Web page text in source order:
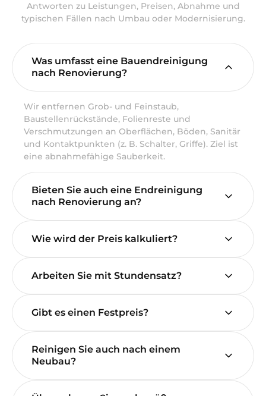
Antworten zu Leistungen, Preisen, Abnahme und
typischen Fällen nach Umbau oder Modernisierung.
Was umfasst eine Bauendreinigung
nach Renovierung?
Wir entfernen Grob- und Feinstaub,
Baustellenrückstände, Folienreste und
Verschmutzungen an Oberflächen, Böden, Sanitär
und Kontaktpunkten (z. B. Schalter, Griffe). Ziel ist
eine abnahmefähige Sauberkeit.
Bieten Sie auch eine Endreinigung
nach Renovierung an?
Wie wird der Preis kalkuliert?
Arbeiten Sie mit Stundensatz?
Gibt es einen Festpreis?
Reinigen Sie auch nach einem
Neubau?